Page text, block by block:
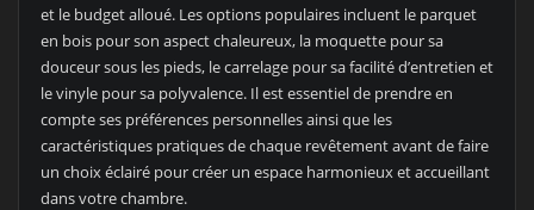
et le budget alloué. Les options populaires incluent le parquet
en bois pour son aspect chaleureux, la moquette pour sa
douceur sous les pieds, le carrelage pour sa facilité d’entretien et
le vinyle pour sa polyvalence. Il est essentiel de prendre en
compte ses préférences personnelles ainsi que les
caractéristiques pratiques de chaque revêtement avant de faire
un choix éclairé pour créer un espace harmonieux et accueillant
dans votre chambre.